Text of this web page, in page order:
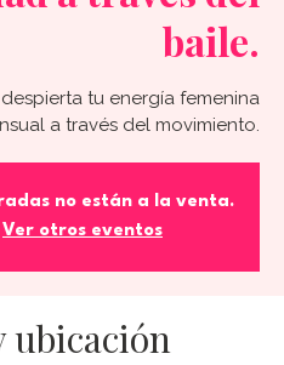
baile.
tu energía femenina
a través del movimiento.
no están a la venta.
Ver otros eventos
ubicación